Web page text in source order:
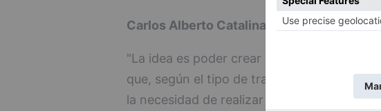
Carlos Alberto Catalina
"La idea es poder crear una herramienta
que, según el tipo de trabajo que se lleve
la necesidad de realizar cambios